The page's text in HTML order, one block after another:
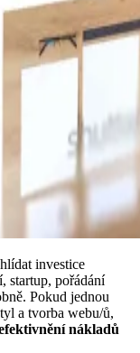
investice
startup, pořádání
Pokud jednou
a tvorba webu/ů,
nákladů